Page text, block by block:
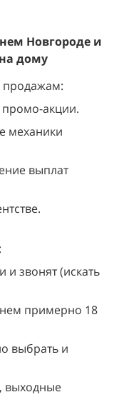
Новгороде и
на дому
продажам:
промо-акции.
механики
выплат
и звонят (искать
примерно 18
выбрать и
выходные